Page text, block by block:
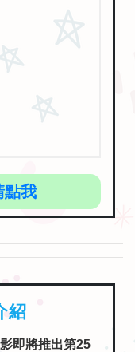
點我
紹
即將推出第25